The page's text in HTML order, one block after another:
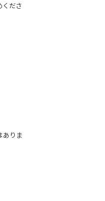
ださ
ありま